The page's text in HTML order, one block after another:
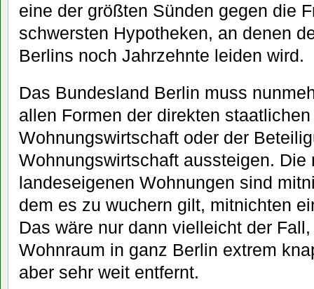
eine der größten Sünden gegen die
schwersten Hypotheken, an denen
Berlins noch Jahrzehnte leiden wird.
Das Bundesland Berlin muss
allen Formen der direkten
Wohnungswirtschaft oder der
Wohnungswirtschaft aussteigen. Die
landeseigenen Wohnungen sind
dem es zu wuchern gilt, mitnichten
Das wäre nur dann vielleicht der
Wohnraum in ganz Berlin extrem
aber sehr weit entfernt.